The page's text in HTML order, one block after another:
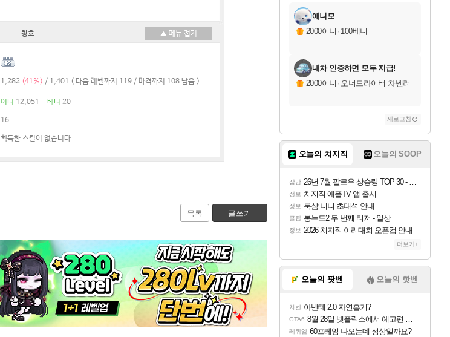
칭호
1,282 (41%) / 1,401 ( 다음 레벨까지 119 / 마격까지 108 남음 )
이니 12,051 베니 20
16
획득한 스킬이 없습니다.
목록 글쓰기
교환.
당첨되셨습니다.
당첨되셨습니다.
당첨되셨습니다.
당첨되셨습니다.
당첨되셨습니다.
당첨되셨습니다.
에디션 (스팀코드)
당첨되셨습니다.
애니모
2000이니 · 100베니
내차 인증하면 모두 지급!
2000이니 · 오너드라이버 차벤러
새로고침
오늘의 치지직 오늘의 SOOP
잡담 26년 7월 팔로우 상승량 TOP 30 - 월간 치지직
정보 치지직 애플TV 앱 출시
정보 룩삼 니니 초대석 안내
클립 봉누도2 두 번째 티저 - 일상
정보 2026 치지직 이리대회 오픈컵 안내
더보기+
오늘의 팟벤 오늘의 핫벤
차벤 아반테 2.0 자연흡기?
GTA6 8월 28일 넷플릭스에서 예고편 공개 예정
레퀴엠 60프레임 나오는데 정상일까요?